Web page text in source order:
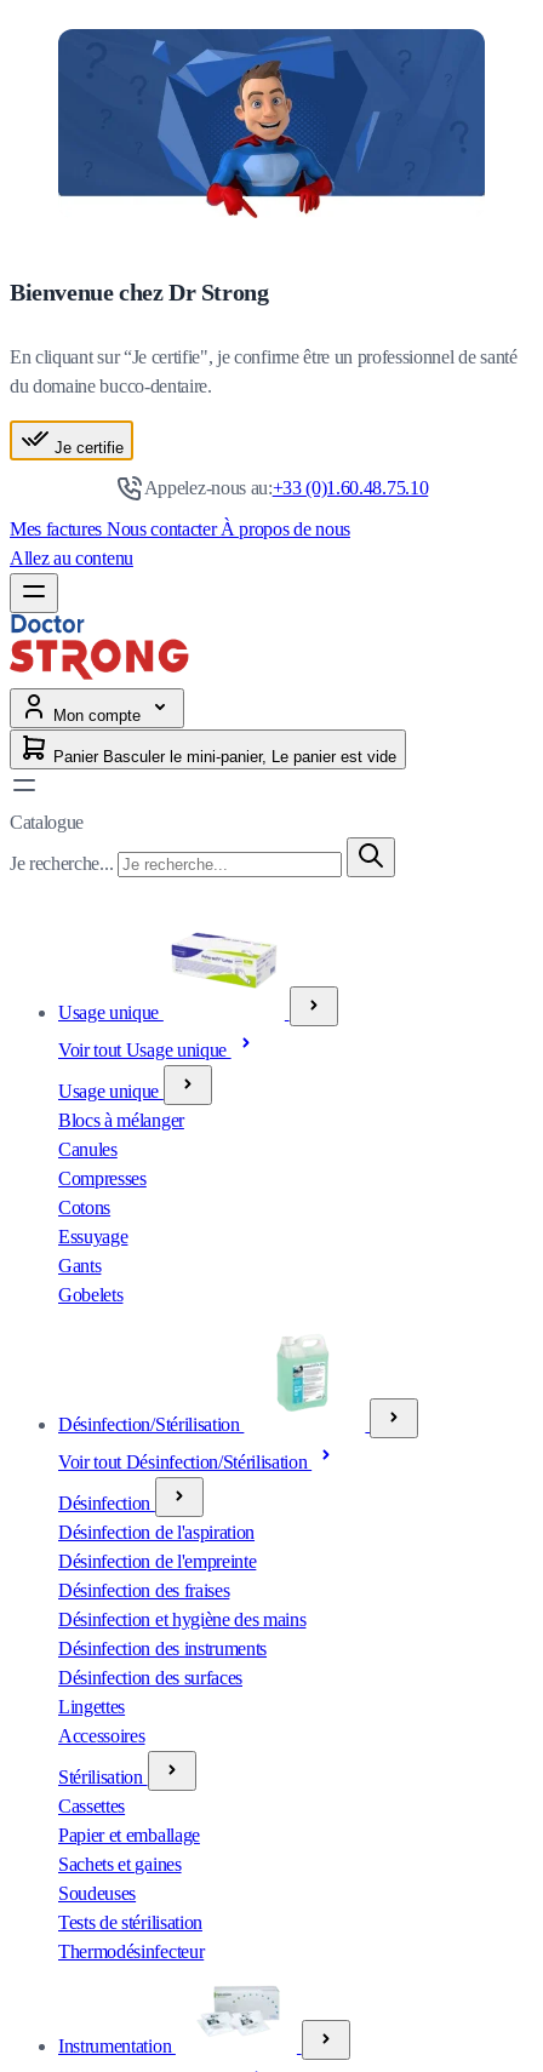
Bienvenue chez Dr Strong
En cliquant sur “Je certifie", je confirme être un professionnel de santé
du domaine bucco-dentaire.
Je certifie
Appelez-nous au:+33 (0)1.60.48.75.10
Mes factures Nous contacterÀ propos de nous
Allez au contenu
Mon compte
Panier Basculer le mini-panier, Le panier est vide
Catalogue
Je recherche...
Usage unique
Voir tout Usage unique
Usage unique
Blocs à mélanger
Canules
Compresses
Cotons
Essuyage
Gants
Gobelets
Désinfection/Stérilisation
Voir tout Désinfection/Stérilisation
Désinfection
Désinfection de l'aspiration
Désinfection de l'empreinte
Désinfection des fraises
Désinfection et hygiène des mains
Désinfection des instruments
Désinfection des surfaces
Lingettes
Accessoires
Stérilisation
Cassettes
Papier et emballage
Sachets et gaines
Soudeuses
Tests de stérilisation
Thermodésinfecteur
Instrumentation